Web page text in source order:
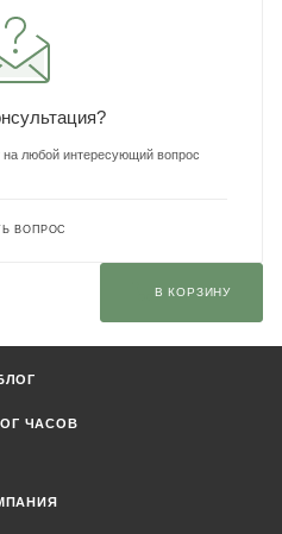
любой интересующий вопрос
ВОПРОС
В КОРЗИНУ
ЧАСОВ